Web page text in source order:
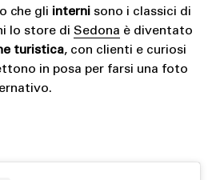
che gli internisono i classici di
lo store di Sedona è diventato
turistica, con clienti e curiosi
in posa per farsi una foto